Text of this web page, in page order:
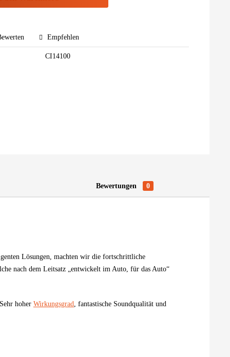
Empfehlen
CI14100
Bewertungen 0
Lösungen, machten wir die fortschrittliche
nach dem Leitsatz „entwickelt im Auto, für das Auto“
hoher Wirkungsgrad, fantastische Soundqualität und